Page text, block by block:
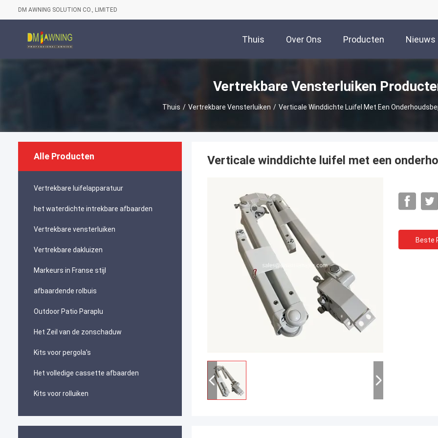
DM AWNING SOLUTION CO., LIMITED
Thuis Over Ons Producten Nieuws
Vertrekbare Vensterluiken
Thuis / Vertrekbare Vensterluiken / Verticale Winddichte Luifel Met Een
Alle Producten
Vertrekbare luifelapparatuur
het waterdichte intrekbare afbaarden
Vertrekbare vensterluiken
Vertrekbare dakluizen
Markeurs in Franse stijl
afbaardende rolbuis
Outdoor Patio Paraplu
Het Zeil van de zonschaduw
Kits voor pergola's
Het volledige cassette afbaarden
Kits voor rolluiken
Verticale winddichte luifel met een
Beste